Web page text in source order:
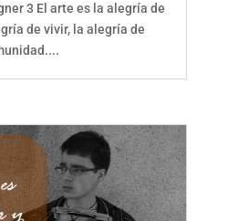
3 El arte es la alegría de
de vivir, la alegría de